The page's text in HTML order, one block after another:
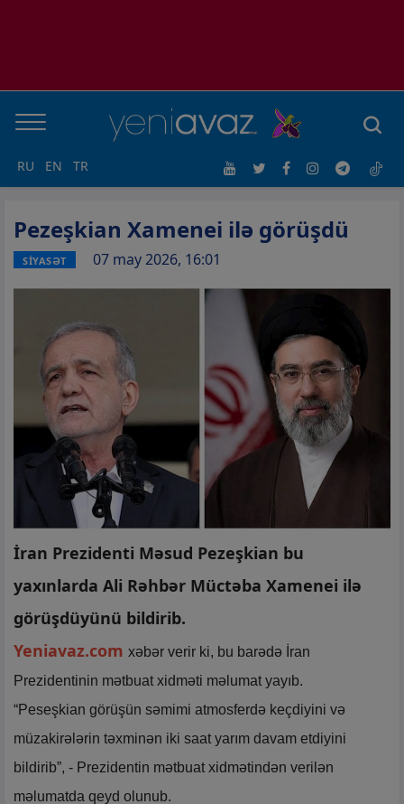
RU EN TR
Pezeşkian Xamenei ilə görüşdü
SİYASƏT 07 may 2026, 16:01
İran Prezidenti Məsud Pezeşkian bu
yaxınlarda Ali Rəhbər Müctəba Xamenei ilə
görüşdüyünü bildirib.
Yeniavaz.com xəbər verir ki, bu barədə İran
Prezidentinin mətbuat xidməti məlumat yayıb.
“Peseşkian görüşün səmimi atmosferdə keçdiyini və
müzakirələrin təxminən iki saat yarım davam etdiyini
bildirib”, - Prezidentin mətbuat xidmətindən verilən
məlumatda qeyd olunub.